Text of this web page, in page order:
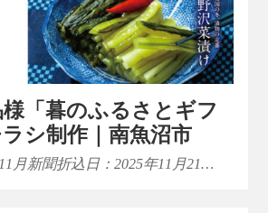
「暮のふるさとギフ
ラシ制作｜南魚沼市
月新聞折込日：2025年11月21…